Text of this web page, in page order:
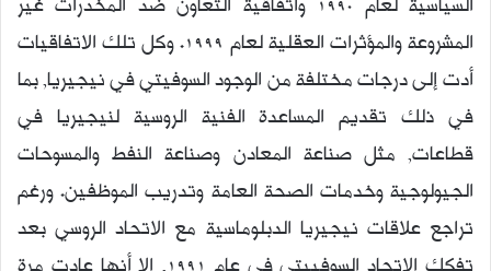
المشروعة والمؤثرات العقلية لعام 1999. وكل تلك الاتفاقيات
أدت إلى درجات مختلفة من الوجود السوفيتي في نيجيريا, بما
في ذلك تقديم المساعدة الفنية الروسية لنيجيريا في
قطاعات, مثل صناعة المعادن وصناعة النفط والمسوحات
الجيولوجية وخدمات الصحة العامة وتدريب الموظفين. ورغم
تراجع علاقات نيجيريا الدبلوماسية مع الاتحاد الروسي بعد